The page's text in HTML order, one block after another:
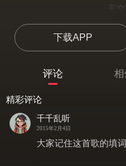
天
清风
心里那份
在那遥
诗
没法掩盖
下载APP
评论 相
精彩评论
千千乱听
2015年2月4日
大家记住这首歌的填